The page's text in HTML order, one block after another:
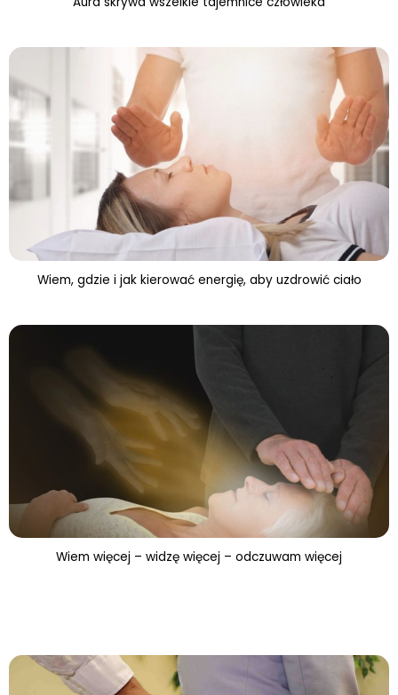
Wiem, gdzie i jak kierować energię, aby uzdrowić ciało
Wiem więcej – widzę więcej – odczuwam więcej